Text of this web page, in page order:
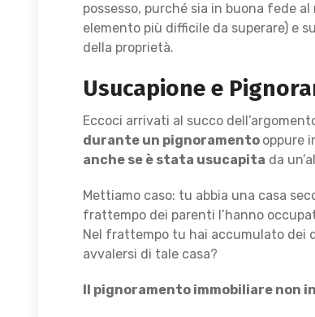
possesso, purché sia in buona fede
elemento più difficile da superare) e
della proprietà.
Usucapione e
Eccoci arrivati al succo
durante un pignoramento oppure
anche se è stata usucapita da
Mettiamo caso: tu abbia una casa
frattempo dei parenti l’hanno
Nel frattempo tu hai accumulato dei
avvalersi di tale casa?
Il pignoramento immobiliare non